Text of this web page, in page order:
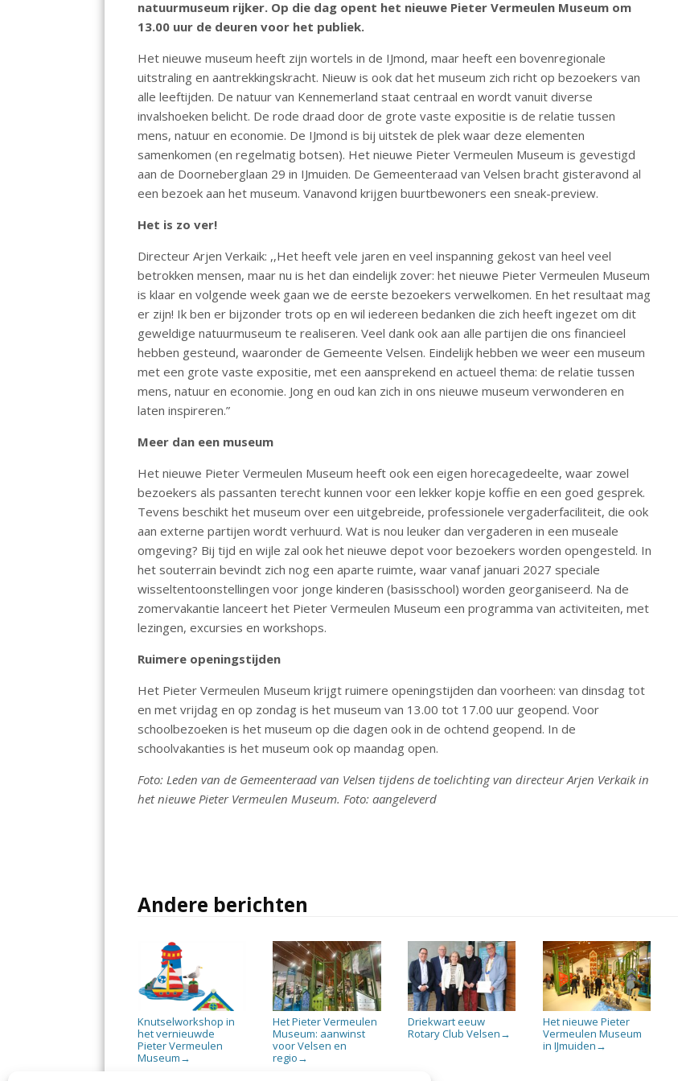
o
o
k
A
p
dI
n
natuurmuseum rijker. Op die dag opent het nieuwe Pieter Vermeulen Museum om
13.00 uur de deuren voor het publiek.
Het nieuwe museum heeft zijn wortels in de IJmond, maar heeft een bovenregionale
uitstraling en aantrekkingskracht. Nieuw is ook dat het museum zich richt op bezoekers van
alle leeftijden. De natuur van Kennemerland staat centraal en wordt vanuit diverse
invalshoeken belicht. De rode draad door de grote vaste expositie is de relatie tussen
mens, natuur en economie. De IJmond is bij uitstek de plek waar deze elementen
samenkomen (en regelmatig botsen). Het nieuwe Pieter Vermeulen Museum is gevestigd
aan de Doorneberglaan 29 in IJmuiden. De Gemeenteraad van Velsen bracht gisteravond al
een bezoek aan het museum. Vanavond krijgen buurtbewoners een sneak-preview.
Het is zo ver!
Directeur Arjen Verkaik: ,,Het heeft vele jaren en veel inspanning gekost van heel veel
betrokken mensen, maar nu is het dan eindelijk zover: het nieuwe Pieter Vermeulen Museum
is klaar en volgende week gaan we de eerste bezoekers verwelkomen. En het resultaat mag
er zijn! Ik ben er bijzonder trots op en wil iedereen bedanken die zich heeft ingezet om dit
geweldige natuurmuseum te realiseren. Veel dank ook aan alle partijen die ons financieel
hebben gesteund, waaronder de Gemeente Velsen. Eindelijk hebben we weer een museum
met een grote vaste expositie, met een aansprekend en actueel thema: de relatie tussen
mens, natuur en economie. Jong en oud kan zich in ons nieuwe museum verwonderen en
laten inspireren.”
Meer dan een museum
Het nieuwe Pieter Vermeulen Museum heeft ook een eigen horecagedeelte, waar zowel
bezoekers als passanten terecht kunnen voor een lekker kopje koffie en een goed gesprek.
Tevens beschikt het museum over een uitgebreide, professionele vergaderfaciliteit, die ook
aan externe partijen wordt verhuurd. Wat is nou leuker dan vergaderen in een museale
omgeving? Bij tijd en wijle zal ook het nieuwe depot voor bezoekers worden opengesteld. In
het souterrain bevindt zich nog een aparte ruimte, waar vanaf januari 2027 speciale
wisseltentoonstellingen voor jonge kinderen (basisschool) worden georganiseerd. Na de
zomervakantie lanceert het Pieter Vermeulen Museum een programma van activiteiten, met
lezingen, excursies en workshops.
Ruimere openingstijden
Het Pieter Vermeulen Museum krijgt ruimere openingstijden dan voorheen: van dinsdag tot
en met vrijdag en op zondag is het museum van 13.00 tot 17.00 uur geopend. Voor
schoolbezoeken is het museum op die dagen ook in de ochtend geopend. In de
schoolvakanties is het museum ook op maandag open.
Foto: Leden van de Gemeenteraad van Velsen tijdens de toelichting van directeur Arjen Verkaik in
het nieuwe Pieter Vermeulen Museum. Foto: aangeleverd
Andere berichten
Knutselworkshop in
het vernieuwde
Pieter Vermeulen
Museum →
Het Pieter Vermeulen
Museum: aanwinst
voor Velsen en
regio →
Driekwart eeuw
Rotary Club Velsen →
Het nieuwe Pieter
Vermeulen Museum
in IJmuiden →